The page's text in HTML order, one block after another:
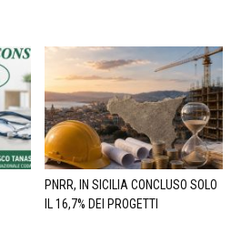
PNRR, IN SICILIA CONCLUSO SOLO
IL 16,7% DEI PROGETTI